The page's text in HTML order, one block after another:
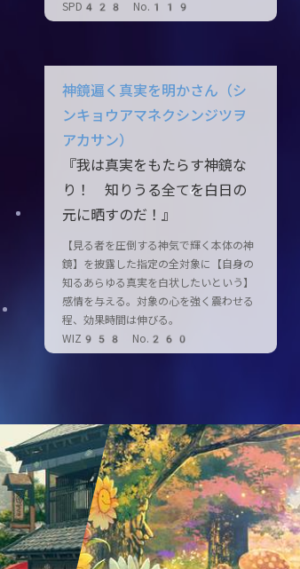
SPD428 No.119
神鏡遍く真実を明かさん（シ
ンキョウアマネクシンジツヲ
アカサン）
『我は真実をもたらす神鏡な
り！ 知りうる全てを白日の
元に晒すのだ！』
【見る者を圧倒する神気で輝く本体の神
鏡】を披露した指定の全対象に【自身の
知るあらゆる真実を白状したいという】
感情を与える。対象の心を強く震わせる
程、効果時間は伸びる。
WIZ958 No.260